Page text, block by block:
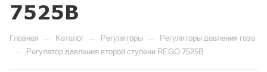
7525B
Главная — Каталог — Регуляторы — Регуляторы давления газа
— Регулятор давления второй ступени REGO 7525B